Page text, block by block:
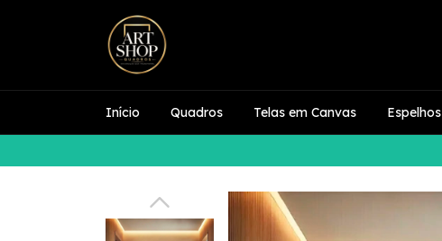
Início Quadros Telas em Canvas Espelhos